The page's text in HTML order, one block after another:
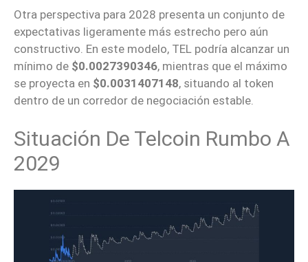
Otra perspectiva para 2028 presenta un conjunto de
expectativas ligeramente más estrecho pero aún
constructivo. En este modelo, TEL podría alcanzar un
mínimo de $0.0027390346, mientras que el máximo
se proyecta en $0.0031407148, situando al token
dentro de un corredor de negociación estable.
Situación De Telcoin Rumbo A
2029